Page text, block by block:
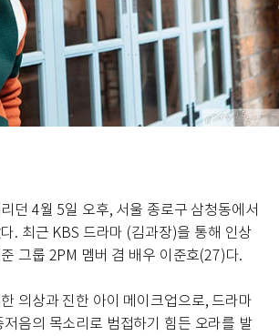
던 4월 5일 오후, 서울 종로구 삼청동에서
. 최근 KBS 드라마 (김과장)을 통해 인상
그룹 2PM 멤버 겸 배우 이준호(27)다.
의상과 진한 아이 메이크업으로, 드라마
음의 목소리로 범접하기 힘든 오라를 발